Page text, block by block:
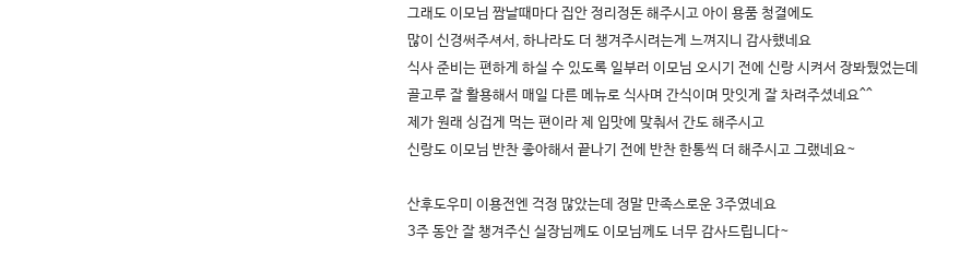
그래도 이모님 짬날때마다 집안 정리정돈 해주시고 아이 용품 청결에도
많이 신경써주셔서, 하나라도 더 챙겨주시려는게 느껴지니 감사했네요
식사 준비는 편하게 하실 수 있도록 일부러 이모님 오시기 전에 신랑 시켜서 장봐뒀었는데
골고루 잘 활용해서 매일 다른 메뉴로 식사며 간식이며 맛잇게 잘 차려주셨네요^^
제가 원래 싱겁게 먹는 편이라 제 입맛에 맞춰서 간도 해주시고
신랑도 이모님 반찬 좋아해서 끝나기 전에 반찬 한통씩 더 해주시고 그랬네요~
산후도우미 이용전엔 걱정 많았는데 정말 만족스로운 3주였네요
3주 동안 잘 챙겨주신 실장님께도 이모님께도 너무 감사드립니다~​